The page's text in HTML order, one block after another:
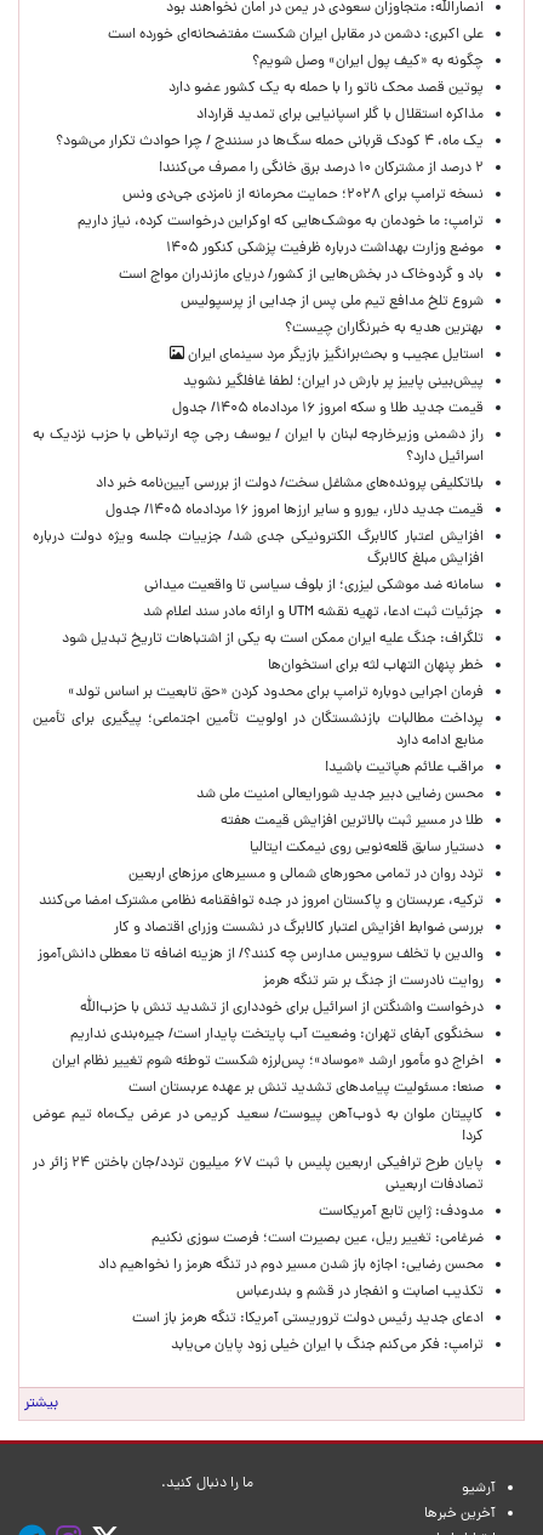
انصارالله: متجاوزان سعودی در یمن در امان نخواهند بود
علی اکبری: دشمن در مقابل ایران شکست مفتضحانه‌ای خورده است
چگونه به «کیف پول ایران» وصل شویم؟
پوتین قصد محک ناتو را با حمله به یک کشور عضو دارد
مذاکره استقلال با گلر اسپانیایی برای تمدید قرارداد
یک ماه، ۴ کودک قربانی حمله سگ‌ها در سنندج / چرا حوادث تکرار می‌شود؟
۲ درصد از مشترکان ۱۰ درصد برق خانگی را مصرف می‌کنند!
نسخه ترامپ برای ۲۰۲۸؛ حمایت محرمانه از نامزدی جی‌دی ونس
ترامپ: ما خودمان به موشک‌هایی که اوکراین درخواست کرده، نیاز داریم
موضع وزارت بهداشت درباره ظرفیت پزشکی کنکور ۱۴۰۵
باد و گردوخاک در بخش‌هایی از کشور/ دریای مازندران مواج است
شروع تلخ مدافع تیم ملی پس از جدایی از پرسپولیس
بهترین هدیه به خبرنگاران چیست؟
استایل عجیب و بحث‌برانگیز بازیگر مرد سینمای ایران
پیش‌بینی پاییز پر بارش در ایران؛ لطفا غافلگیر نشوید
قیمت جدید طلا و سکه امروز ۱۶ مردادماه ۱۴۰۵/ جدول
راز دشمنی وزیرخارجه لبنان با ایران / یوسف رجی چه ارتباطی با حزب نزدیک به
اسرائیل دارد؟
بلاتکلیفی پرونده‌های مشاغل سخت/ دولت از بررسی آیین‌نامه خبر داد
قیمت جدید دلار، یورو و سایر ارزها امروز ۱۶ مردادماه ۱۴۰۵/ جدول
افزایش اعتبار کالابرگ الکترونیکی جدی شد/ جزییات جلسه ویژه دولت درباره
افزایش مبلغ کالابرگ
سامانه ضد موشکی لیزری؛ از بلوف سیاسی تا واقعیت میدانی
جزئیات ثبت ادعا، تهیه نقشه UTM و ارائه مادر سند اعلام شد
تلگراف: جنگ علیه ایران ممکن است به یکی از اشتباهات تاریخ تبدیل شود
خطر پنهان التهاب لثه برای استخوان‌ها
فرمان اجرایی دوباره ترامپ برای محدود کردن «حق تابعیت بر اساس تولد»
پرداخت مطالبات بازنشستگان در اولویت تأمین اجتماعی؛ پیگیری برای تأمین
منابع ادامه دارد
مراقب علائم هپاتیت باشید!
محسن رضایی دبیر جدید شورایعالی امنیت ملی شد
طلا در مسیر ثبت بالاترین افزایش قیمت هفته
دستیار سابق قلعه‌نویی روی نیمکت ایتالیا
تردد روان در تمامی محورهای شمالی و مسیرهای مرزهای اربعین
ترکیه، عربستان و پاکستان امروز در جده توافقنامه نظامی مشترک امضا می‌کنند
بررسی ضوابط افزایش اعتبار کالابرگ در نشست وزرای اقتصاد و کار
والدین با تخلف سرویس مدارس چه کنند؟/ از هزینه اضافه تا معطلی دانش‌آموز
روایت نادرست از جنگ بر سَر تنگه هرمز
درخواست واشنگتن از اسرائیل برای خودداری از تشدید تنش با حزب‌الله
سخنگوی آبفای تهران: وضعیت آب پایتخت پایدار است/ جیره‌بندی نداریم
اخراج دو مأمور ارشد «موساد»؛ پس‌لرزه شکست توطئه شوم تغییر نظام ایران
صنعا: مسئولیت پیامدهای تشدید تنش بر عهده عربستان است
کاپیتان ملوان به ذوب‌آهن پیوست/ سعید کریمی در عرض یک‌ماه تیم عوض
کرد!
پایان طرح ترافیکی اربعین پلیس با ثبت ۶۷ میلیون تردد/جان باختن ۲۴ زائر در
تصادفات اربعینی
مدودف: ژاپن تابع آمریکاست
ضرغامی: تغییر ریل، عین بصیرت است؛ فرصت سوزی نکنیم
محسن رضایی: اجازه باز شدن مسیر دوم در تنگه هرمز را نخواهیم داد
تکذیب اصابت و انفجار در قشم و بندرعباس
ادعای جدید رئیس دولت تروریستی آمریکا: تنگه هرمز باز است
ترامپ: فکر می‌کنم جنگ با ایران خیلی زود پایان می‌یابد
بیشتر
آرشیو
آخرین خبرها
ما را دنبال کنید.